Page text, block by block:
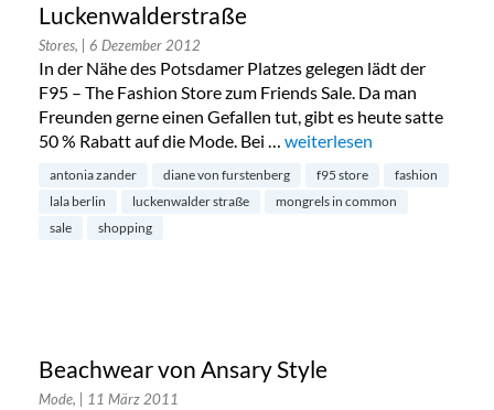
Luckenwalderstraße
Stores, | 6 Dezember 2012
In der Nähe des Potsdamer Platzes gelegen lädt der
F95 – The Fashion Store zum Friends Sale. Da man
Freunden gerne einen Gefallen tut, gibt es heute satte
50 % Rabatt auf die Mode. Bei … „Sale im F95 Store in der
weiterlesen
antonia zander diane von furstenberg f95 store
fashion
lala berlin
luckenwalder straße
mongrels in common
sale
shopping
Beachwear von Ansary Style
Mode, | 11 März 2011